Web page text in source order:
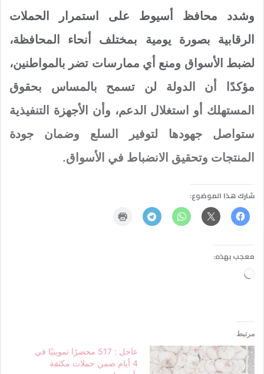
وشدد محافظ أسيوط على استمرار الحملات
الرقابية بصورة يومية بمختلف أنحاء المحافظة،
لضبط الأسواق ومنع أي ممارسات تضر بالمواطنين،
مؤكدًا أن الدولة لن تسمح بالمساس بحقوق
المستهلك أو استغلال الدعم، وأن الأجهزة التنفيذية
ستواصل جهودها لتوفير السلع وضمان جودة
المنتجات وتحقيق الانضباط في الأسواق.
شارك هذا الموضوع:
معجب بهذه:
جاري
مرتبط
عاجل : 517 محضرًا تموينيًا في
4 أيام ضمن حملات مكثفة